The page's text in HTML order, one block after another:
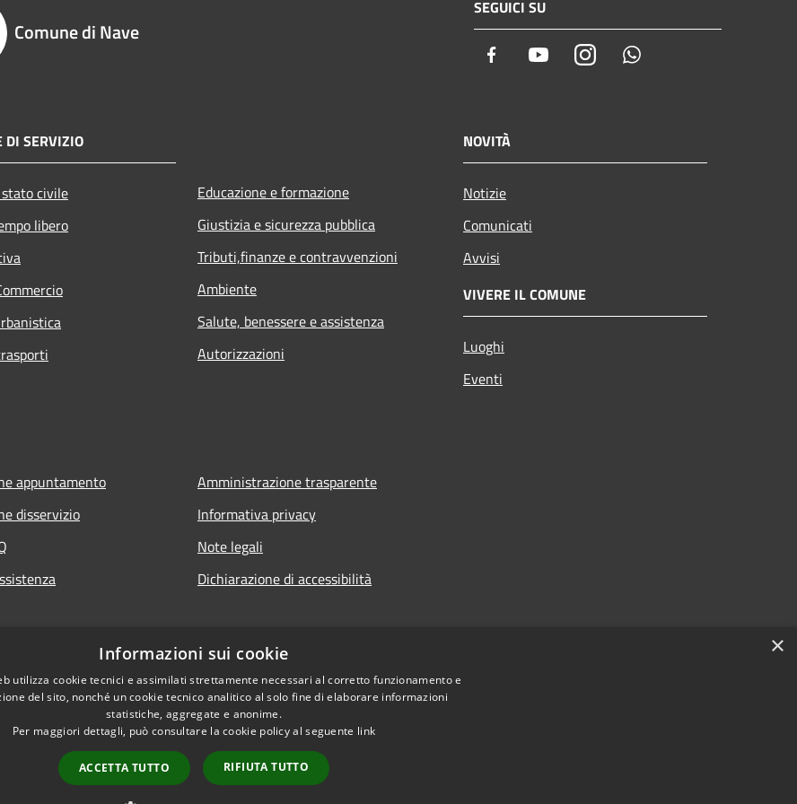
Comune di Nave
SEGUICI SU
Facebook YoutubeInstagram
DI SERVIZIO
civile
libero
Educazione e formazione
Giustizia e sicurezza pubblica
Tributi,finanze e contravvenzioni
Ambiente
Salute, benessere e assistenza
Autorizzazioni
NOVITÀ
Notizie
Comunicati
Avvisi
VIVERE IL COMUNE
Luoghi
Eventi
appuntamento
disservizio
Amministrazione trasparente
Informativa privacy
Note legali
Dichiarazione di accessibilità
×
Informazioni sui cookie
utilizza cookie tecnici e assimilati strettamente necessari al corretto funzionamento e
del sito, nonché un cookie tecnico analitico al solo fine di elaborare informazioni
statistiche, aggregate e anonime.
Per maggiori dettagli, può consultare la cookie policy al seguente link
ACCETTA TUTTO RIFIUTA TUTTO